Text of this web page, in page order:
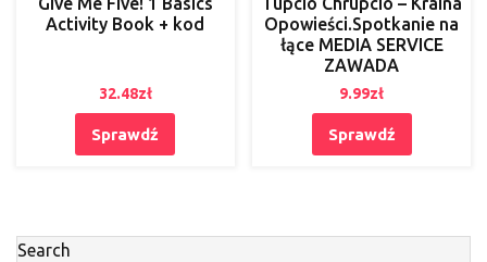
Activity Book + kod
32.48zł
Sprawdź
Opowieści.Spotkanie na
łące MEDIA SERVICE
ZAWADA
9.99zł
Sprawdź
Search